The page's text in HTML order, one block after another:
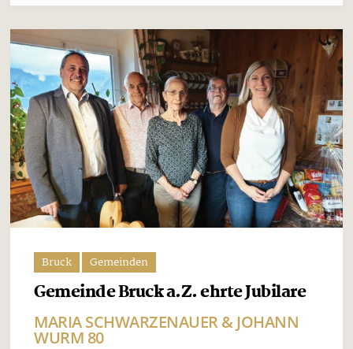
Bruck Gemeinden
Gemeinde Bruck a.Z. ehrte Jubilare
MARIA SCHWARZENAUER & JOHANN
WURM 80